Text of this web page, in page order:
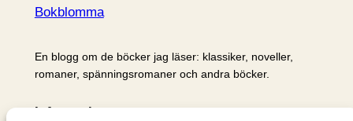
Bokblomma
En blogg om de böcker jag läser: klassiker, noveller,
romaner, spänningsromaner och andra böcker.
Information